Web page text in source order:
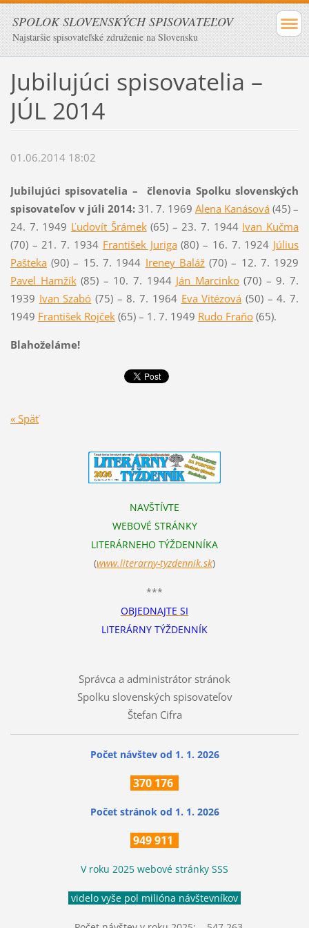
SPOLOK SLOVENSKÝCH SPISOVATEĽOV
Najstaršie spisovateľské združenie na Slovensku
Jubilujúci spisovatelia –
JÚL 2014
01.06.2014 18:02
Jubilujúci spisovatelia – členovia Spolku slovenských
spisovateľov v júli 2014: 31. 7. 1969Alena Kanásová (45) –
24. 7. 1949 Ľudovít Šrámek(65) – 23. 7. 1944 Ivan Kučma
(70) – 21. 7. 1934 František Juriga(80) – 16. 7. 1924 Július
Pašteka(90) – 15. 7. 1944 Ireney Baláž(70) – 12. 7. 1929
Pavel Hamžík(85) – 10. 7. 1944 Ján Marcinko(70) – 9. 7.
1939 Ivan Szabó (75) – 8. 7. 1964 Eva Vitézová (50) – 4. 7.
1949 František Rojček(65) – 1. 7. 1949 Rudo Fraňo(65).
Blahoželáme!
« Späť
NAVŠTÍVTE
WEBOVÉ STRÁNKY
LITERÁRNEHO TÝŽDENNÍKA
(www.literarny-tyzdennik.sk)
***
OBJEDNAJTE SI
LITERÁRNY TÝŽDENNÍK
Správca a administrátor stránok
Spolku slovenských spisovateľov
Štefan Cifra
Počet návštev od 1. 1. 2026
370 176
Počet stránok od 1. 1. 2026
949 911
V roku 2025 webové stránky SSS
videlo vyše pol milióna návštevníkov